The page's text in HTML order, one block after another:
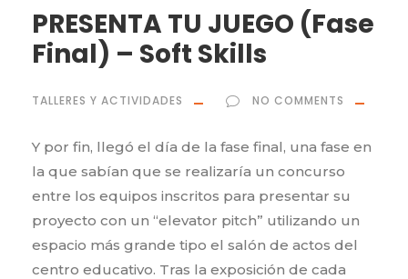
PRESENTA TU JUEGO (Fase
Final) – Soft Skills
TALLERES Y ACTIVIDADES NO COMMENTS
Y por fin, llegó el día de la fase final, una fase en
la que sabían que se realizaría un concurso
entre los equipos inscritos para presentar su
proyecto con un “elevator pitch” utilizando un
espacio más grande tipo el salón de actos del
centro educativo. Tras la exposición de cada